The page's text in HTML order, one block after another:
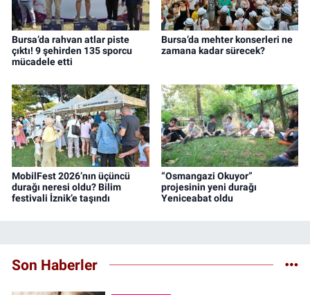
Bursa’da rahvan atlar piste
çıktı! 9 şehirden 135 sporcu
mücadele etti
Bursa’da mehter konserleri ne
zamana kadar sürecek?
MobilFest 2026’nın üçüncü
durağı neresi oldu? Bilim
festivali İznik’e taşındı
“Osmangazi Okuyor”
projesinin yeni durağı
Yeniceabat oldu
Son Haberler